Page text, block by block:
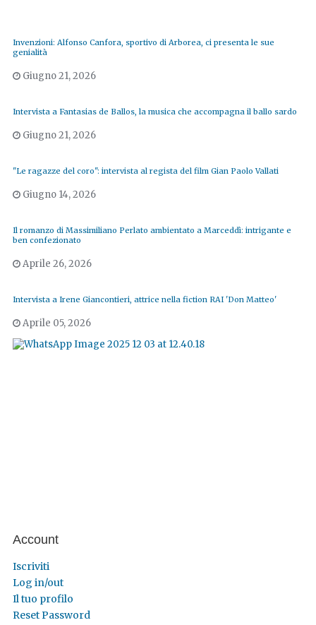
Invenzioni: Alfonso Canfora, sportivo di Arborea, ci presenta le sue
genialità
Giugno 21, 2026
Intervista a Fantasias de Ballos, la musica che accompagna il ballo sardo
Giugno 21, 2026
"Le ragazze del coro": intervista al regista del film Gian Paolo Vallati
Giugno 14, 2026
Il romanzo di Massimiliano Perlato ambientato a Marceddì: intrigante e
ben confezionato
Aprile 26, 2026
Intervista a Irene Giancontieri, attrice nella fiction RAI 'Don Matteo'
Aprile 05, 2026
Account
Iscriviti
Log in/out
Il tuo profilo
Reset Password